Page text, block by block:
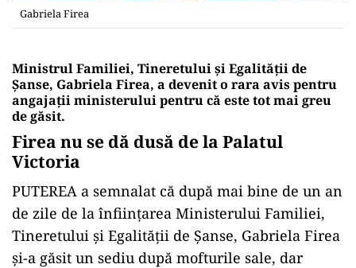
Gabriela Firea
Ministrul Familiei, Tineretului și Egalității de
Șanse, Gabriela Firea, a devenit o rara avis pentru
angajații ministerului pentru că este tot mai greu
de găsit.
Firea nu se dă dusă de la Palatul
Victoria
PUTEREA a semnalat că după mai bine de un an
de zile de la înființarea Ministerului Familiei,
Tineretului și Egalității de Șanse, Gabriela Firea
și-a găsit un sediu după mofturile sale, dar